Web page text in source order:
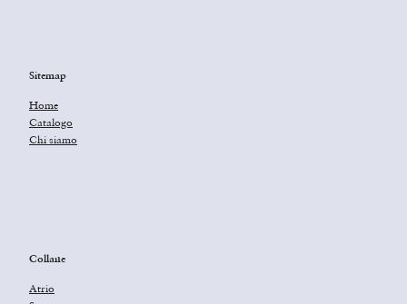
Sitemap
Home
Catalogo
Chi siamo
Collane
Atrio